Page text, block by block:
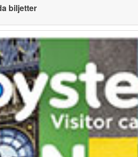
biljetter